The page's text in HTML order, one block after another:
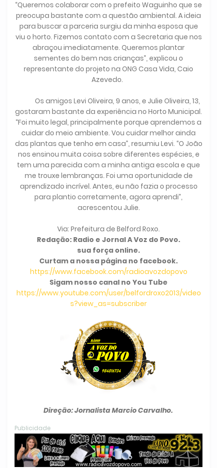
“Queremos colaborar com o prefeito Waguinho que se
preocupa bastante com a questão ambiental. A ideia
para buscar a parceria surgiu da minha esposa que
viu o horto. Fizemos contato com a Secretaria que nos
abraçou imediatamente. Queremos plantar
sementes do bem nas crianças”, explicou o
representante do projeto na ONG Casa Vida, Caio
Azevedo.
Os amigos Levi Oliveira, 9 anos, e Julie Oliveira, 13,
gostaram bastante da experiência no Horto Municipal.
“Foi muito legal, principalmente porque aprendemos a
cuidar do meio ambiente. Vou cuidar melhor ainda
das plantas que tenho em casa”, resumiu Levi. “O João
nos ensinou muita coisa sobre diferentes espécies, e
tem uma parecida com a minha antiga escola e que
me trouxe lembranças. Foi uma oportunidade de
aprendizado incrível. Antes, eu não fazia o processo
para plantio corretamente, agora aprendi”,
acrescentou Julie.
Via: Prefeitura de Belford Roxo.
Redação: Radio e Jornal A Voz do Povo.
sua força online.
Curtam a nossa página no facebook.
https://www.facebook.com/radioavozdopovo
Sigam nosso canal no You Tube
https://www.youtube.com/user/belfordroxo2013/video
s?view_as=subscriber
Direção: Jornalista Marcio Carvalho.
Publicidade